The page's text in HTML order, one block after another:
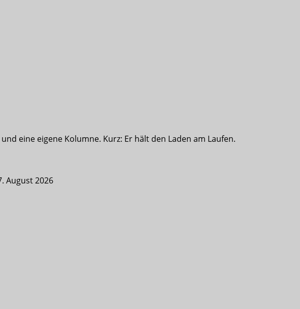
eine eigene Kolumne. Kurz: Er hält den Laden am Laufen.
August 2026